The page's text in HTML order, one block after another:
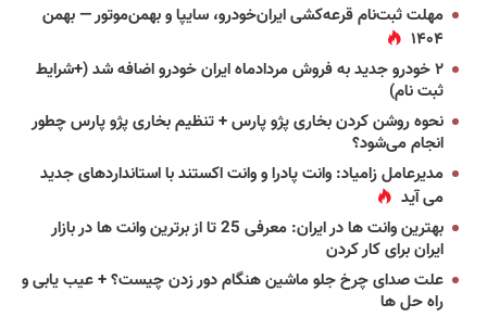
مهلت ثبت‌نام قرعه‌کشی ایران‌خودرو، سایپا و بهمن‌موتور — بهمن
۱۴۰۴
۲ خودرو جدید به فروش مردادماه ایران خودرو اضافه شد (+شرایط
ثبت نام)
نحوه روشن کردن بخاری پژو پارس + تنظیم بخاری پژو پارس چطور
انجام می‌شود؟
مدیرعامل زامیاد: وانت پادرا و وانت اکستند با استانداردهای جدید
می آید
بهترین وانت ها در ایران: معرفی 25 تا از برترین وانت ها در بازار
ایران برای کار کردن
علت صدای چرخ جلو ماشین هنگام دور زدن چیست؟ + عیب یابی و
راه حل ها